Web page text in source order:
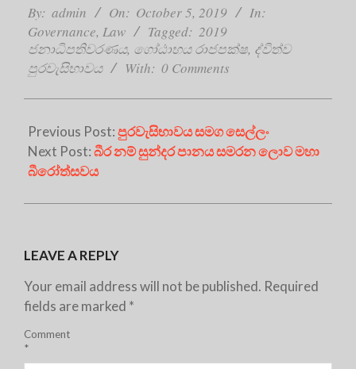
10-
05
By: admin On: October 5, 2019
In:
Governance, Law Tagged: 2019
ජනාධිපතිවරණය, ගෝඨාභය රාජපක්ෂ, ද්විත්ව
පුරවැසිභාවය
With: 0 Comments
Previous Post:පුරවැසිභාවය සමග සෙල්ලං
Next Post:බීර නම් සුන්දර පානය සමරන ලොව මහා
බීරෝත්සවය
LEAVE A REPLY
Your email address will not be published. Required
fields are marked *
Comment
*